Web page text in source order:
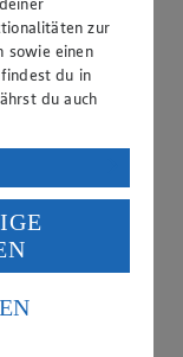
zur
sowie einen
du in
du auch
Daten in den
du im Sinne
dass deine
EuGH sieht
an.
US-